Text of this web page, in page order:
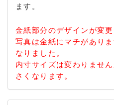
ます。
金紙部分のデザインが変更
写真は金紙にマチがあり
なりました。
内寸サイズは変わりませ
さくなります。